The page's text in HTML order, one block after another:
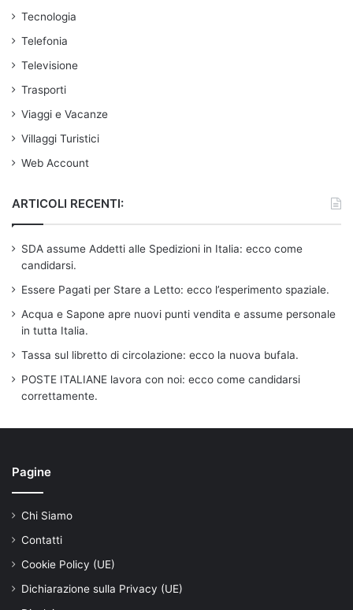
Tecnologia
Telefonia
Televisione
Trasporti
Viaggi e Vacanze
Villaggi Turistici
Web Account
ARTICOLI RECENTI:
SDA assume Addetti alle Spedizioni in Italia: ecco come
candidarsi.
Essere Pagati per Stare a Letto: ecco l’esperimento spaziale.
Acqua e Sapone apre nuovi punti vendita e assume personale
in tutta Italia.
Tassa sul libretto di circolazione: ecco la nuova bufala.
POSTE ITALIANE lavora con noi: ecco come candidarsi
correttamente.
Pagine
Chi Siamo
Contatti
Cookie Policy (UE)
Dichiarazione sulla Privacy (UE)